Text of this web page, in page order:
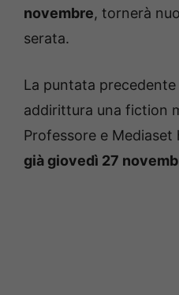
novembre, tornerà
serata.
La puntata
addirittura una fiction
Professore e
già giovedì 27